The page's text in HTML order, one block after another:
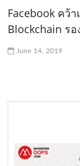
Facebook คว้
Blockchain ร
June 14, 2019